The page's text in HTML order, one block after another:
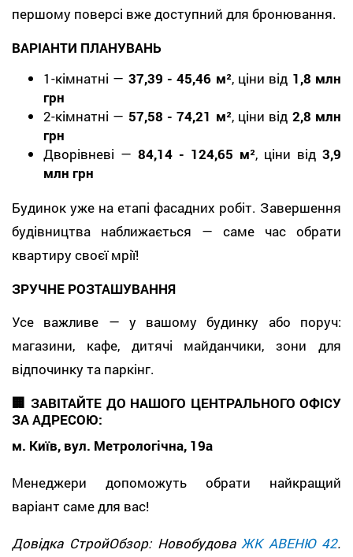
першому поверсі вже доступний для бронювання.
ВАРІАНТИ ПЛАНУВАНЬ
1-кімнатні — 37,39 - 45,46 м², ціни від 1,8 млн
грн
2-кімнатні — 57,58 - 74,21 м², ціни від 2,8 млн
грн
Дворівневі — 84,14 - 124,65 м², ціни від 3,9
млн грн
Будинок уже на етапі фасадних робіт. Завершення
будівництва наближається — саме час обрати
квартиру своєї мрії!
ЗРУЧНЕ РОЗТАШУВАННЯ
Усе важливе — у вашому будинку або поруч:
магазини, кафе, дитячі майданчики, зони для
відпочинку та паркінг.
🏢 ЗАВІТАЙТЕ ДО НАШОГО ЦЕНТРАЛЬНОГО ОФІСУ
ЗА АДРЕСОЮ:
м. Київ, вул. Метрологічна, 19а
Менеджери допоможуть обрати найкращий
варіант саме для вас!
Довідка СтройОбзор: НовобудоваЖК АВЕНЮ 42.